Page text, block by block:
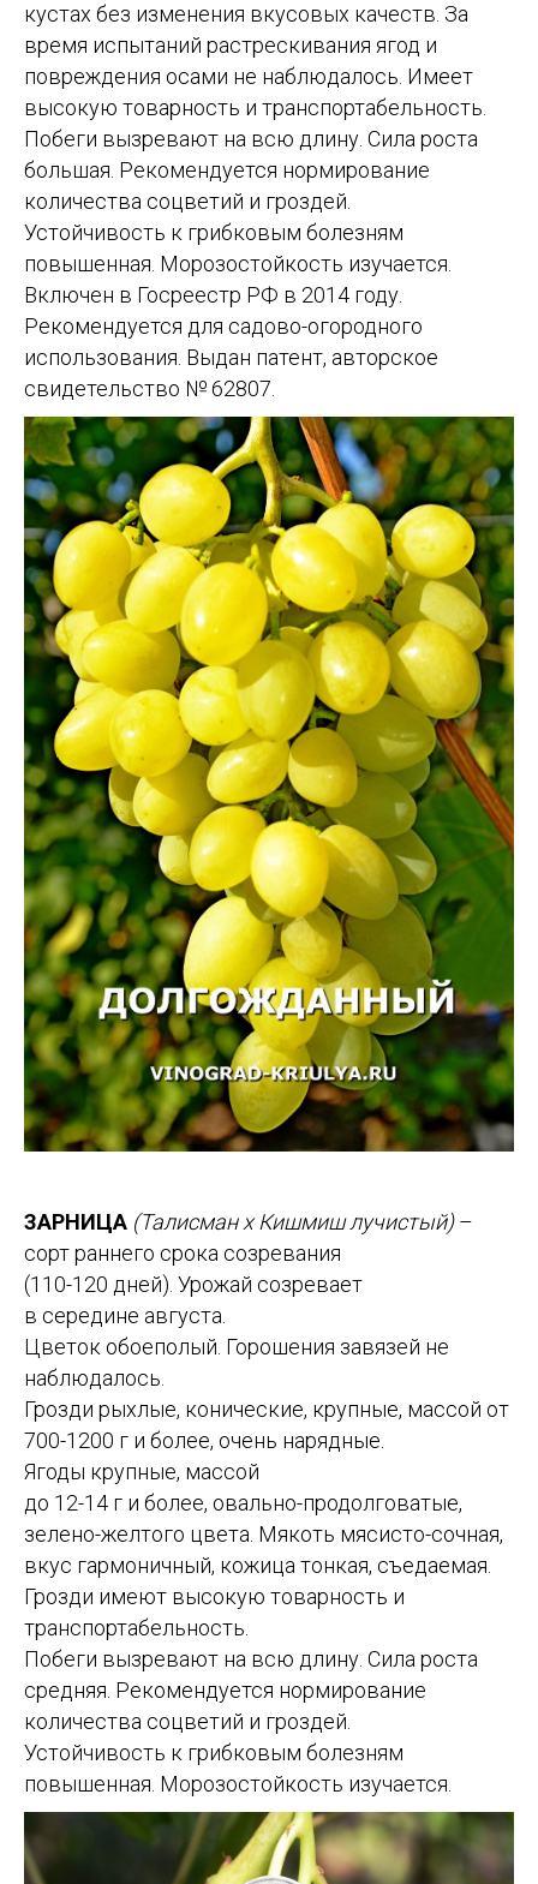
кустах без изменения вкусовых качеств. За
время испытаний растрескивания ягод и
повреждения осами не наблюдалось. Имеет
высокую товарность и транспортабельность.
Побеги вызревают на всю длину. Сила роста
большая. Рекомендуется нормирование
количества соцветий и гроздей.
Устойчивость к грибковым болезням
повышенная. Морозостойкость изучается.
Включен в Госреестр РФ в 2014 году.
Рекомендуется для садово-огородного
использования. Выдан патент, авторское
свидетельство № 62807.
ЗАРНИЦА (Талисман х Кишмиш лучистый)–
сорт раннего срока созревания
(110-120 дней). Урожай созревает
в середине августа.
Цветок обоеполый. Горошения завязей не
наблюдалось.
Грозди рыхлые, конические, крупные, массой от
700-1200 г и более, очень нарядные.
Ягоды крупные, массой
до 12-14 г и более, овально-продолговатые,
зелено-желтого цвета. Мякоть мясисто-сочная,
вкус гармоничный, кожица тонкая, съедаемая.
Грозди имеют высокую товарность и
транспортабельность.
Побеги вызревают на всю длину. Сила роста
средняя. Рекомендуется нормирование
количества соцветий и гроздей.
Устойчивость к грибковым болезням
повышенная. Морозостойкость изучается.